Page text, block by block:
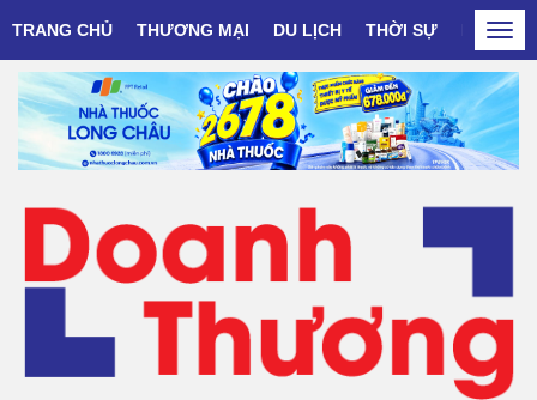
TRANG CHỦ THƯƠNG MẠI DU LỊCH THỜI SỰ DOANH